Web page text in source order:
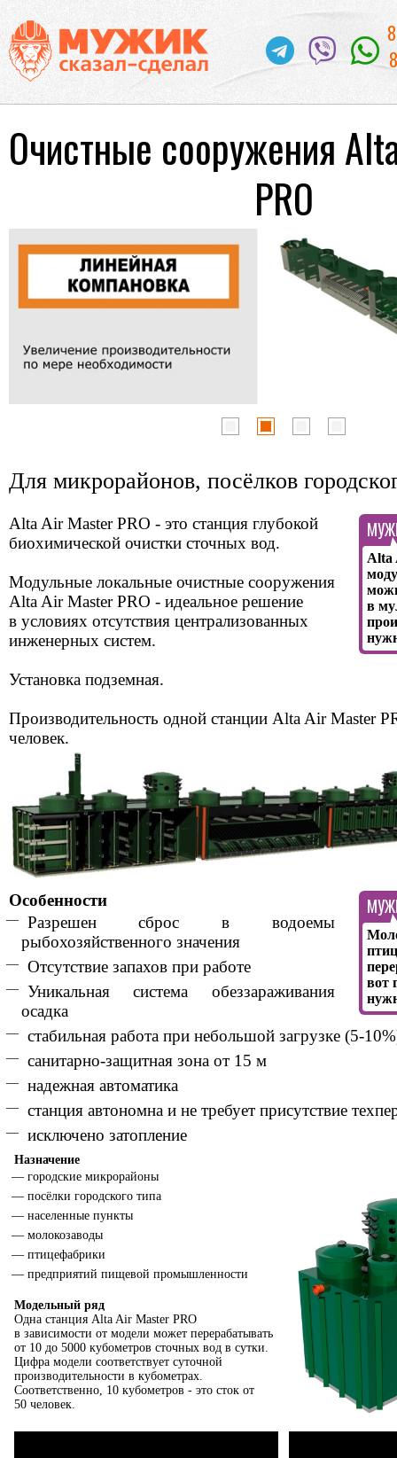
Очистные сооружения
PRO
Для микрорайонов, посёлков
Alta
в
Alta Air Master PRO - это станция глубокой
биохимической очистки сточных вод.
Модульные локальные очистные сооружения
Alta Air Master PRO - идеальное решение
в условиях отсутствия централизованных
инженерных систем.
Установка подземная.
Производительность одной станции Alta Air Master
человек.
вот
Особенности
Разрешен сброс в водоемы
рыбохозяйственного значения
Отсутствие запахов при работе
Уникальная система обеззараживания
осадка
стабильная работа при небольшой загрузке (5-
санитарно-защитная зона от 15 м
надежная автоматика
станция автономна и не требует присутствие
исключено затопление
Назначение
городские микрорайоны
посёлки городского типа
населенные пункты
молокозаводы
птицефабрики
предприятий пищевой промышленности
Модельный ряд
Одна станция Alta Air Master PRO
в зависимости от модели может перерабатывать
от 10 до 5000 кубометров сточных вод в сутки.
Цифра модели соответствует суточной
производительности в кубометрах.
Соответственно, 10 кубометров - это сток от
50 человек.